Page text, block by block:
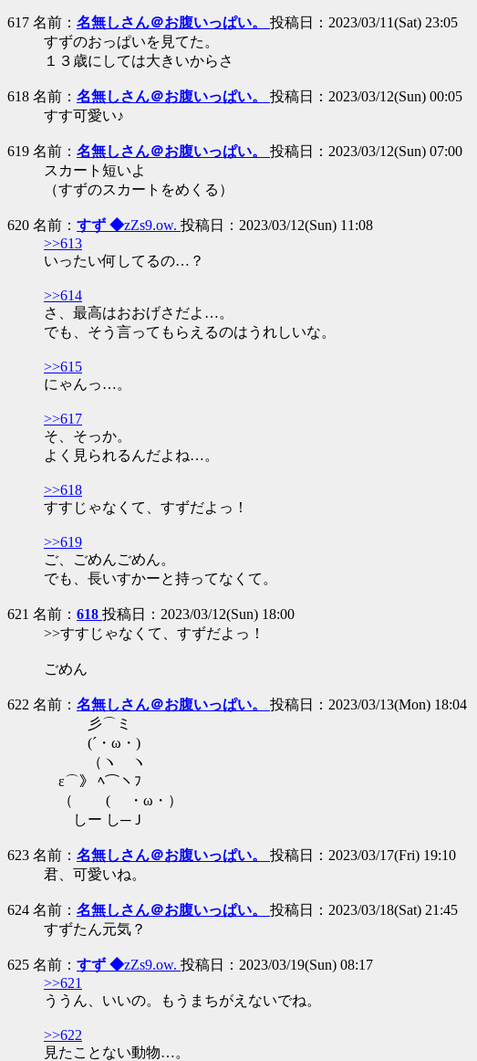
617 名前： 名無しさん＠お腹いっぱい。 投稿日：2023/03/11(Sat) 23:05
すずのおっぱいを見てた。
１３歳にしては大きいからさ
618 名前： 名無しさん＠お腹いっぱい。 投稿日：2023/03/12(Sun) 00:05
すす可愛い♪
619 名前： 名無しさん＠お腹いっぱい。 投稿日：2023/03/12(Sun) 07:00
スカート短いよ
（すずのスカートをめくる）
620 名前： すず ◆zZs9.ow. 投稿日：2023/03/12(Sun) 11:08
>>613
いったい何してるの…？
>>614
さ、最高はおおげさだよ…。
でも、そう言ってもらえるのはうれしいな。
>>615
にゃんっ…。
>>617
そ、そっか。
よく見られるんだよね…。
>>618
すすじゃなくて、すずだよっ！
>>619
ご、ごめんごめん。
でも、長いすかーと持ってなくて。
621 名前： 618 投稿日：2023/03/12(Sun) 18:00
>>すすじゃなくて、すずだよっ！
ごめん
622 名前： 名無しさん＠お腹いっぱい。 投稿日：2023/03/13(Mon) 18:04
彡⌒ミ
(´・ω・)
（ヽ ヽ
ε⌒》 ﾍ⌒ヽﾌ
（ ( ・ω・）
しー し─Ｊ
623 名前： 名無しさん＠お腹いっぱい。 投稿日：2023/03/17(Fri) 19:10
君、可愛いね。
624 名前： 名無しさん＠お腹いっぱい。 投稿日：2023/03/18(Sat) 21:45
すずたん元気？
625 名前： すず ◆zZs9.ow. 投稿日：2023/03/19(Sun) 08:17
>>621
ううん、いいの。もうまちがえないでね。
>>622
見たことない動物…。